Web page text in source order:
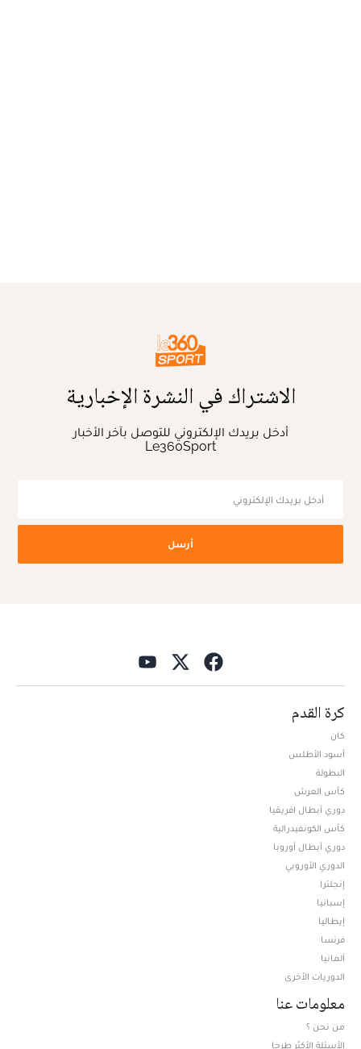
الاشتراك في النشرة الإخبارية
أدخل بريدك الإلكتروني للتوصل بآخر الأخبار
Le360Sport
أرسل
كرة القدم
كان
أسود الأطلس
البطولة
كأس العرش
دوري أبطال افريقيا
كأس الكونفيدرالية
دوري أبطال أوروبا
الدوري الأوروبي
إنجلترا
إسبانيا
إيطاليا
فرنسا
ألمانيا
الدوريات الأخرى
معلومات عنا
من نحن ؟
الأسئلة الأكثر طرحا